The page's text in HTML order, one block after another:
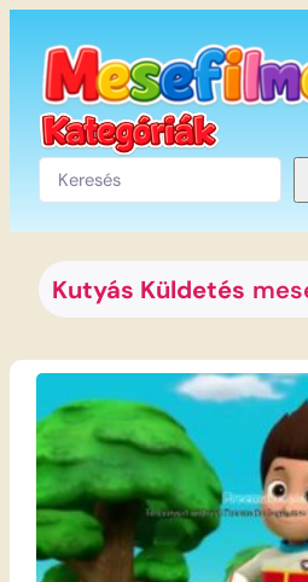
tartalomhoz
Keresés
Kutyás Küldetés